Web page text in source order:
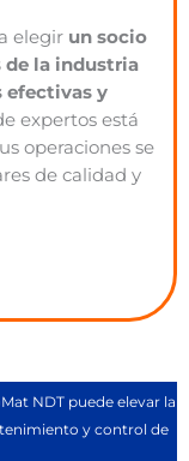
elegirun socio
de la industria
efectivas y
expertos está
operaciones se
de calidad y
NDT puede elevar la
y control de